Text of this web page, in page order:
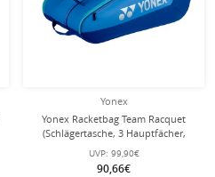
Yonex
Yonex Racketbag Team Racquet
(Schlägertasche, 3 Hauptfächer,
Schuhfach) 2025 blau 12er
UVP: 99,90€
90,66€